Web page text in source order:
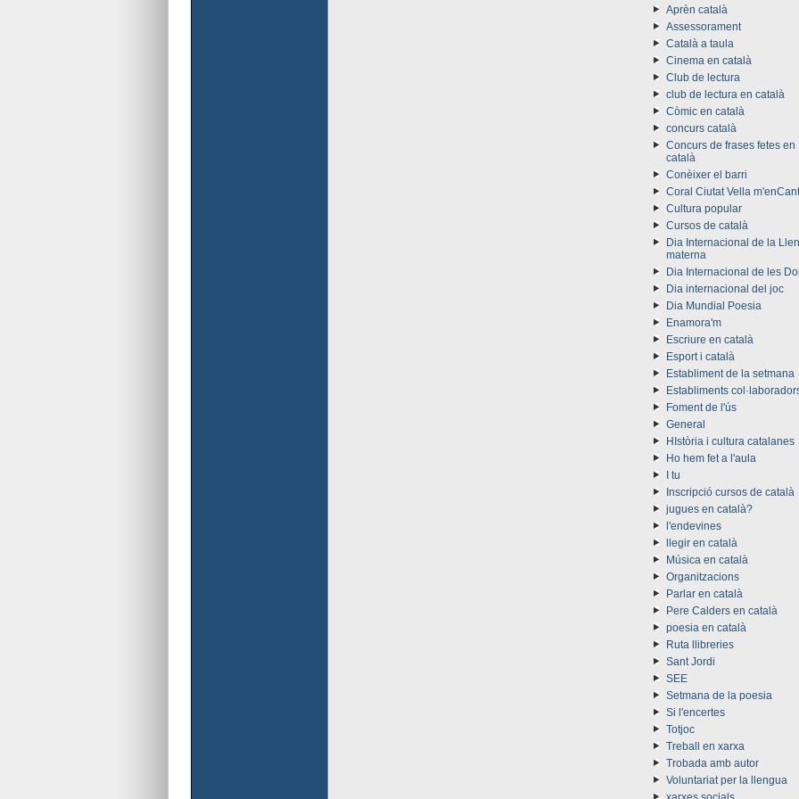
Aprèn català
Assessorament
Català a taula
Cinema en català
Club de lectura
club de lectura en català
Còmic en català
concurs català
Concurs de frases fetes en
català
Conèixer el barri
Coral Ciutat Vella
Cultura popular
Cursos de català
Dia Internacional de la
materna
Dia Internacional de les
Dia internacional del joc
Dia Mundial Poesia
Enamora'm
Escriure en català
Esport i català
Establiment de la setmana
Establiments
Foment de l'ús
General
HIstòria i cultura catalanes
Ho hem fet a l'aula
I tu
Inscripció cursos de català
jugues en català?
l'endevines
llegir en català
Música en català
Organitzacions
Parlar en català
Pere Calders en català
poesia en català
Ruta llibreries
Sant Jordi
SEE
Setmana de la poesia
Si l'encertes
Totjoc
Treball en xarxa
Trobada amb autor
Voluntariat per la llengua